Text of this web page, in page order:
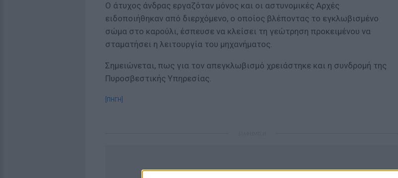
Ο άτυχος άνδρας εργαζόταν μόνος και οι αστυνομικές Αρχές
ειδοποιήθηκαν από διερχόμενο, ο οποίος βλέποντας το εγκλωβισμένο
σώμα στο καρούλι, έσπευσε να κλείσει τη γεώτρηση προκειμένου να
σταματήσει η λειτουργία του μηχανήματος.
Σημειώνεται, πως για τον απεγκλωβισμό χρειάστηκε και η συνδρομή της
Πυροσβεστικής Υπηρεσίας.
[ΠΗΓΗ]